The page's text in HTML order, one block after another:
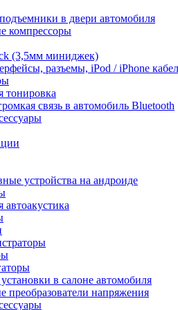
в двери автомобиля
компрессоры
(3,5мм миниджек)
разъемы, iPod / iPhone
тонировка
связь в автомобиль Bluetooth
устройства на андроиде
в салоне автомобиля
преобразователи напряжения